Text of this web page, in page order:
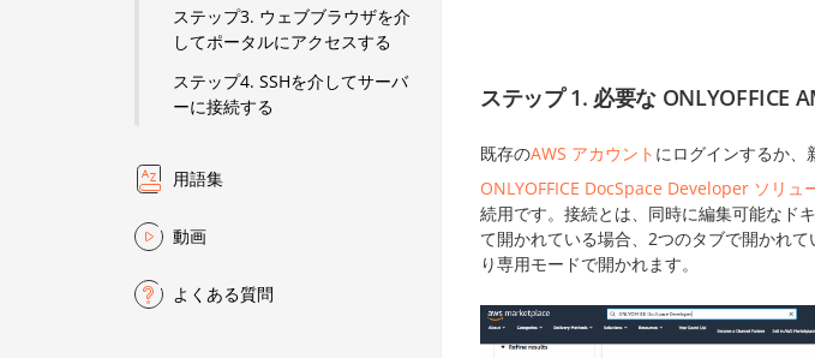
ステップ3. ウェブブラウザを介
してポータルにアクセスする
ステップ4. SSHを介してサーバ
ーに接続する
用語集
動画
よくある質問
ステップ 1. 必要な ONLYOFFICE
既存のAWS アカウント にログインするか、
ONLYOFFICE DocSpace Developer ソリュ
続用です。接続とは、同時に編集可能なド
て開かれている場合、2つのタブで開かれ
り専用モードで開かれます。